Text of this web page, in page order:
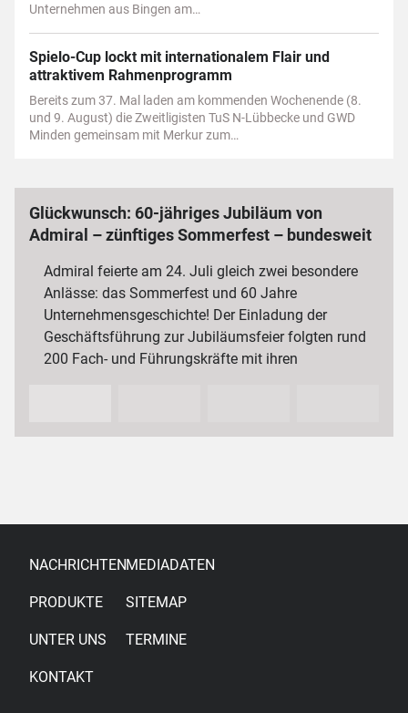
Unternehmen aus Bingen am…
Spielo-Cup lockt mit internationalem Flair und
attraktivem Rahmenprogramm
Bereits zum 37. Mal laden am kommenden Wochenende (8.
und 9. August) die Zweitligisten TuS N-Lübbecke und GWD
Minden gemeinsam mit Merkur zum…
Glückwunsch: 60-jähriges Jubiläum von
Admiral – zünftiges Sommerfest – bundesweit
Admiral feierte am 24. Juli gleich zwei besondere
Anlässe: das Sommerfest und 60 Jahre
Unternehmensgeschichte! Der Einladung der
Geschäftsführung zur Jubiläumsfeier folgten rund
200 Fach- und Führungskräfte mit ihren
NACHRICHTEN
PRODUKTE
UNTER UNS
KONTAKT
MEDIADATEN
SITEMAP
TERMINE